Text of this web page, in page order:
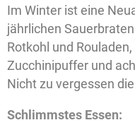
Im Winter ist eine
jährlichen
Rotkohl und
Zucchinipuffer und
Nicht zu vergessen
Schlimmstes Essen: